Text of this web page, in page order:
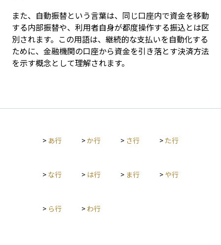
また、自動振替という言葉は、同じ口座内で資金を移動
する内部振替や、利用者自身が都度操作する振込とは区
別されます。この用語は、継続的な支払いを自動化する
ために、金融機関の口座から資金を引き落とす決済方法
を示す概念として理解されます。
> あ行 >か行 > さ行 > た行
> な行 > は行 > ま行 > や行
> ら行 > わ行